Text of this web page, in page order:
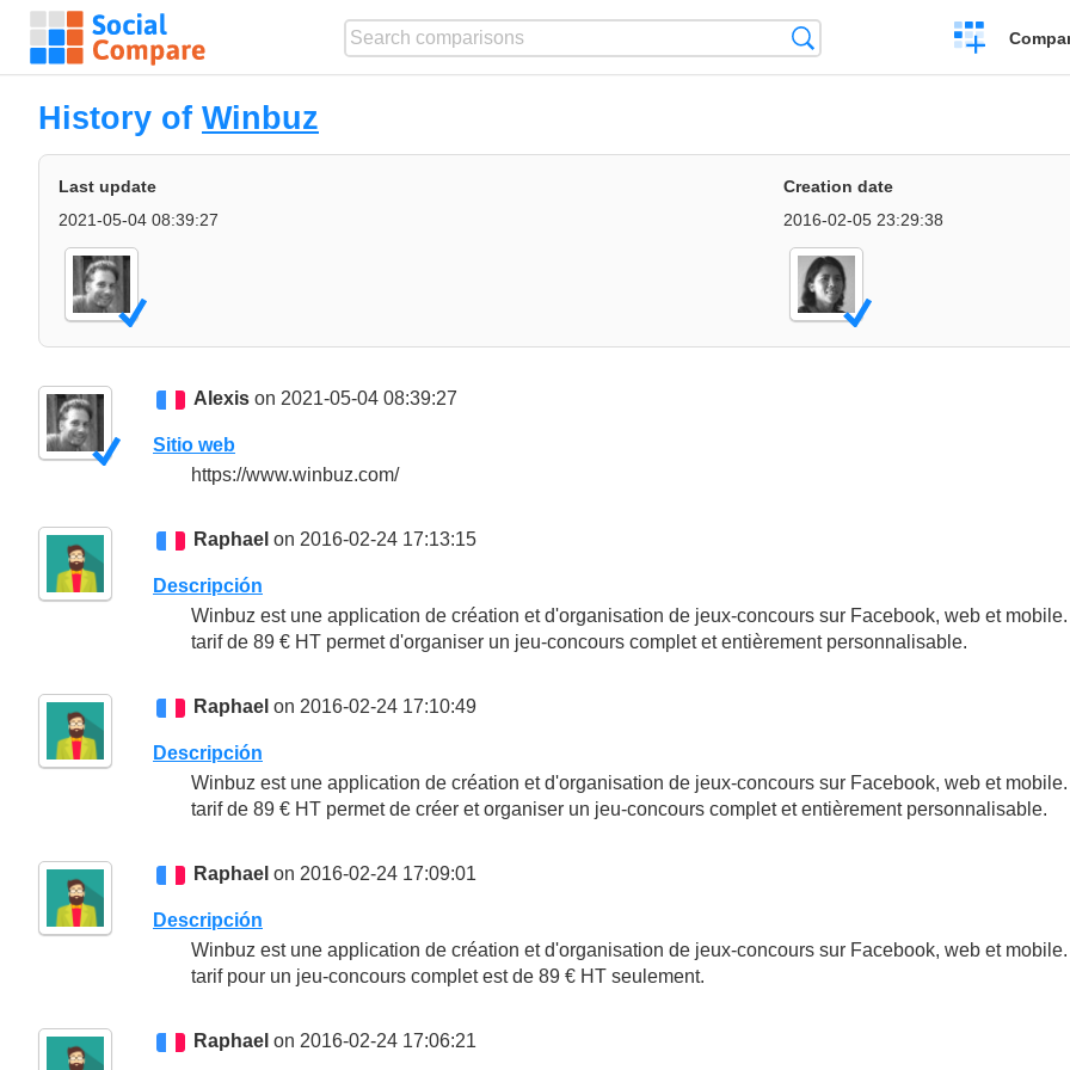
Crear
una
History of Winbuz
Last update
2021-05-04 08:39:27
Creation date
2016-02-05 23:29:38
Alexis on 2021-05-04 08:39:27
Sitio web
https://www.winbuz.com/
Raphael on 2016-02-24 17:13:15
Descripción
Winbuz est une application de création et d'organisation de jeux-concours sur Facebook, web et
tarif de 89 € HT permet d'organiser un jeu-concours complet et entièrement personnalisable.
Raphael on 2016-02-24 17:10:49
Descripción
Winbuz est une application de création et d'organisation de jeux-concours sur Facebook, web et
tarif de 89 € HT permet de créer et organiser un jeu-concours complet et entièrement personnalisable.
Raphael on 2016-02-24 17:09:01
Descripción
Winbuz est une application de création et d'organisation de jeux-concours sur Facebook, web et
tarif pour un jeu-concours complet est de 89 € HT seulement.
Raphael on 2016-02-24 17:06:21